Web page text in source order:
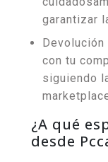
garantizar
con tu
siguiendo
¿A qué
desde